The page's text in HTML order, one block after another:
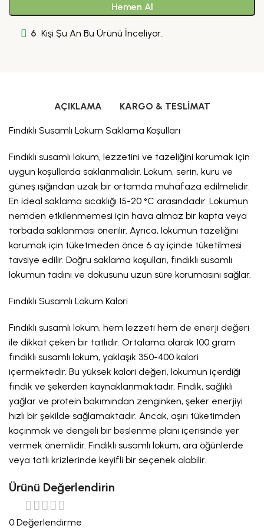
Hemen Al
6 Kişi Şu An Bu Ürünü İnceliyor..
AÇIKLAMA KARGO & TESLIMAT
Fındıklı Susamlı Lokum Saklama Koşulları
Fındıklı susamlı lokum, lezzetini ve tazeliğini korumak için
uygun koşullarda saklanmalıdır. Lokum, serin, kuru ve
güneş ışığından uzak bir ortamda muhafaza edilmelidir.
En ideal saklama sıcaklığı 15-20 °C arasındadır. Lokumun
nemden etkilenmemesi için hava almaz bir kapta veya
torbada saklanması önerilir. Ayrıca, lokumun tazeliğini
korumak için tüketmeden önce 6 ay içinde tüketilmesi
tavsiye edilir. Doğru saklama koşulları, fındıklı susamlı
lokumun tadını ve dokusunu uzun süre korumasını sağlar.
Fındıklı Susamlı Lokum Kalori
Fındıklı susamlı lokum, hem lezzeti hem de enerji değeri
ile dikkat çeken bir tatlıdır. Ortalama olarak 100 gram
fındıklı susamlı lokum, yaklaşık 350-400 kalori
içermektedir. Bu yüksek kalori değeri, lokumun içerdiği
fındık ve şekerden kaynaklanmaktadır. Fındık, sağlıklı
yağlar ve protein bakımından zenginken, şeker enerjiyi
hızlı bir şekilde sağlamaktadır. Ancak, aşırı tüketimden
kaçınmak ve dengeli bir beslenme planı içerisinde yer
vermek önemlidir. Fındıklı susamlı lokum, ara öğünlerde
veya tatlı krizlerinde keyifli bir seçenek olabilir.
Ürünü Değerlendirin
0 Değerlendirme